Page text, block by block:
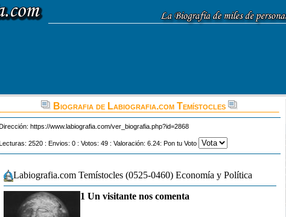
Biografia de Labiografia.com Temístocles
https://www.labiografia.com/ver_biografia.php?id=2868
2520 : Envios: 0 : Votos: 49 : Valoración: 6.24: Pon tu Voto
Labiografia.com Temístocles (0525-0460) Economía y Política
1 Un visitante nos comenta